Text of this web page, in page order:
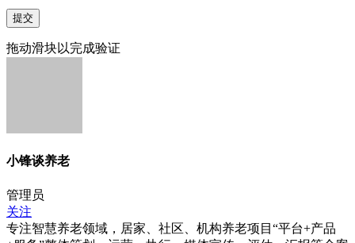
提交
拖动滑块以完成验证
小锋谈养老
管理员
关注
专注智慧养老领域，居家、社区、机构养老项目“平台+产品